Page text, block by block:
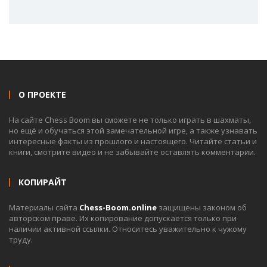
О ПРОЕКТЕ
На сайте Chess Boom вы сможете не только играть в шахматы,
но ещё и обучаться этой замечательной игре, а также узнавать
интересные факты из прошлого и настоящего. Читайте статьи и
книги, смотрите видео и не забывайте оставлять комментарии.
КОПИРАЙТ
Материалы сайта Chess-Boom.online защищены законом об
авторском праве. Их копирование допускается только при
наличии активной ссылки. Относитесь уважительно к чужому
труду.